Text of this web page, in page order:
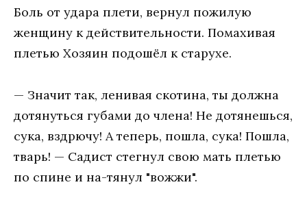
Боль от удара плети, вернул пожилую
женщину к действительности. Помахивая
плетью Хозяин подошёл к старухе.
— Значит так, ленивая скотина, ты должна
дотянуться губами до члена! Не дотянешься,
сука, вздрючу! А теперь, пошла, сука! Пошла,
тварь! — Садист стегнул свою мать плетью
по спине и на-тянул "вожжи".